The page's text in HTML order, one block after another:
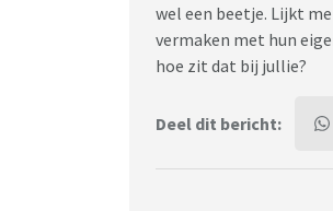
wel een beetje. Lijkt
vermaken met hun
hoe zit dat bij jullie?
Deel dit bericht: